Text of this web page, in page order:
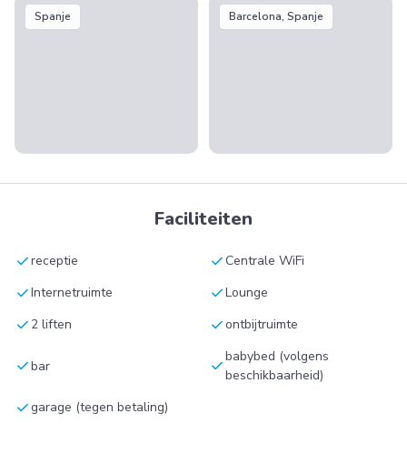
Spanje Barcelona, Spanje
Faciliteiten
checkreceptie check Centrale WiFi
checkInternetruimte checkLounge
check 2 liften checkontbijtruimte
checkbar checkbabybed (volgens
beschikbaarheid)
checkgarage (tegen betaling)